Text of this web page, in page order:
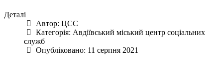
Деталі
Автор: ЦСС
Категорія: Авдіївський міський центр соціальних
служб
Опубліковано: 11 серпня 2021